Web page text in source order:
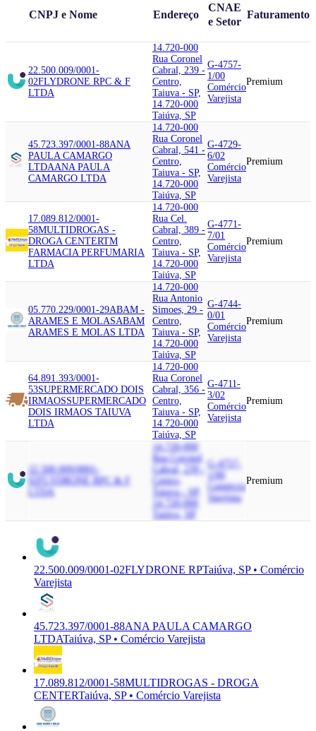
CNPJ e Nome Endereço
CNAE
e Setor
Faturamento
22.500.009/0001-
02FLYDRONE RPC & F
LTDA
14.720-000
Rua Coronel
Cabral, 239 -
Centro,
Taiuva - SP,
14.720-000
Taiúva, SP
G-4757-
1/00
Comércio
Varejista
Premium
45.723.397/0001-88ANA
PAULA CAMARGO
LTDAANA PAULA
CAMARGO LTDA
14.720-000
Rua Coronel
Cabral, 541 -
Centro,
Taiuva - SP,
14.720-000
Taiúva, SP
G-4729-
6/02
Comércio
Varejista
Premium
17.089.812/0001-
58MULTIDROGAS -
DROGA CENTERTM
FARMACIA PERFUMARIA
LTDA
14.720-000
Rua Cel.
Cabral, 389 -
Centro,
Taiuva - SP,
14.720-000
Taiúva, SP
G-4771-
7/01
Comércio
Varejista
Premium
05.770.229/0001-29ABAM -
ARAMES E MOLASABAM
ARAMES E MOLAS LTDA
14.720-000
Rua Antonio
Simoes, 29 -
Centro,
Taiuva - SP,
14.720-000
Taiúva, SP
G-4744-
0/01
Comércio
Varejista
Premium
64.891.393/0001-
53SUPERMERCADO DOIS
IRMAOSSUPERMERCADO
DOIS IRMAOS TAIUVA
LTDA
14.720-000
Rua Coronel
Cabral, 356 -
Centro,
Taiuva - SP,
14.720-000
Taiúva, SP
G-4711-
3/02
Comércio
Varejista
Premium
22.500.009/0001-
FLYDRONE RP C & F
14.720-000
Rua Coronel
Cabral, 239 -
Centro,
Taiuva - SP,
14.720-000
Taiúva, SP
G-4757-
1/00
Comércio
Varejista
Premium
22.500.009/0001-02FLYDRONE RPTaiúva, SP • Comércio
Varejista
45.723.397/0001-88ANA PAULA CAMARGO
LTDATaiúva, SP • Comércio Varejista
17.089.812/0001-58MULTIDROGAS - DROGA
CENTERTaiúva, SP • Comércio Varejista